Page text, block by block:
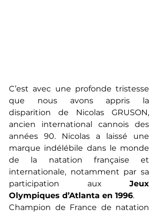
C’est avec une profonde tristesse
que nous avons appris la
disparition de Nicolas GRUSON,
ancien international cannois des
années 90. Nicolas a laissé une
marque indélébile dans le monde
de la natation française et
internationale, notamment par sa
participation aux Jeux
Olympiques d’Atlanta en 1996.
Champion de France de natation